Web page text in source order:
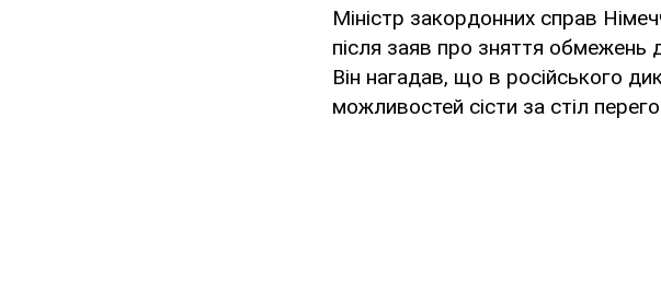
Міністр закордонних справ
після заяв про зняття обмежень
Він нагадав, що в російського
можливостей сісти за стіл